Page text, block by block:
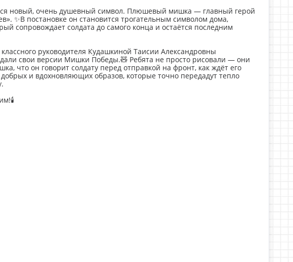
новый, очень душевный символ. Плюшевый мишка — главный герой
✨В постановке он становится трогательным символом дома,
сопровождает солдата до самого конца и остаётся последним
руководителя Кудашкиной Таисии Александровны
свои версии Мишки Победы.🧸 Ребята не просто рисовали — они
что он говорит солдату перед отправкой на фронт, как ждёт его
и вдохновляющих образов, которые точно передадут тепло